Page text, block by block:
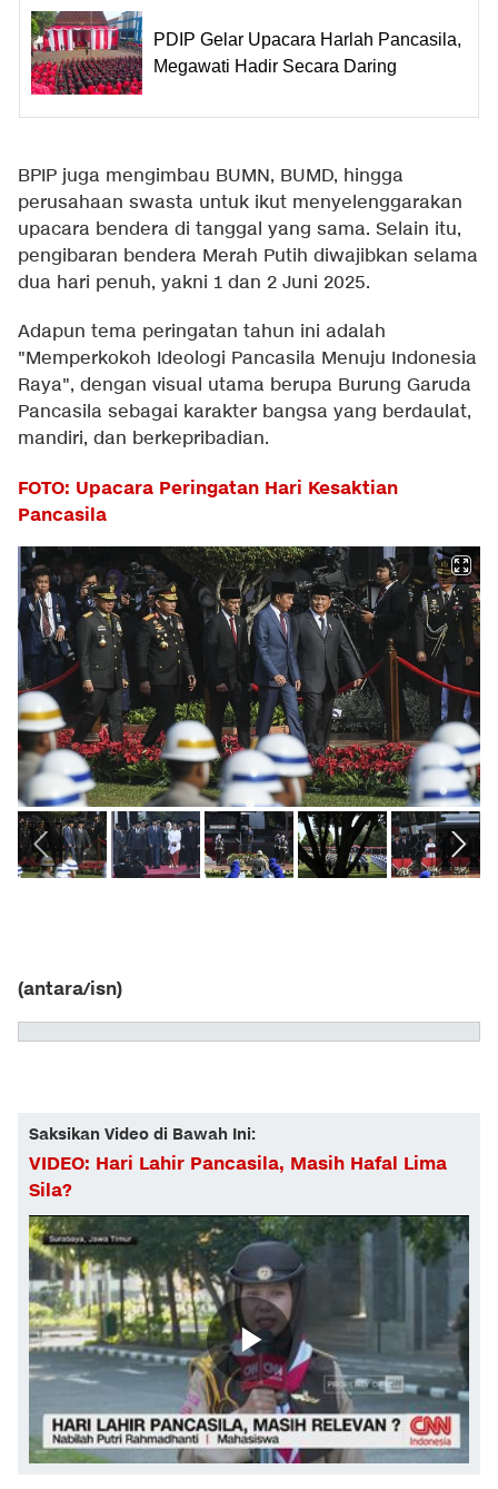
PDIP Gelar Upacara Harlah Pancasila,
Megawati Hadir Secara Daring
BPIP juga mengimbau BUMN, BUMD, hingga
perusahaan swasta untuk ikut menyelenggarakan
upacara bendera di tanggal yang sama. Selain itu,
pengibaran bendera Merah Putih diwajibkan selama
dua hari penuh, yakni 1 dan 2 Juni 2025.
Adapun tema peringatan tahun ini adalah
"Memperkokoh Ideologi Pancasila Menuju Indonesia
Raya", dengan visual utama berupa Burung Garuda
Pancasila sebagai karakter bangsa yang berdaulat,
mandiri, dan berkepribadian.
FOTO: Upacara Peringatan Hari Kesaktian
Pancasila
(antara/isn)
Saksikan Video di Bawah Ini:
VIDEO: Hari Lahir Pancasila, Masih Hafal Lima
Sila?